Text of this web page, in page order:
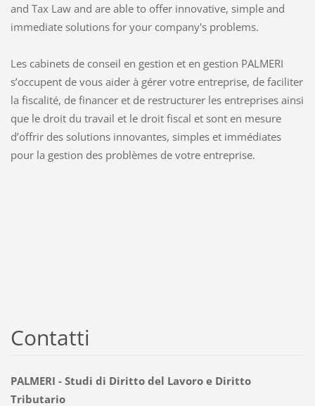
and Tax Law and are able to offer innovative, simple and
immediate solutions for your company's problems.
Les cabinets de conseil en gestion et en gestion PALMERI
s’occupent de vous aider à gérer votre entreprise, de faciliter
la fiscalité, de financer et de restructurer les entreprises ainsi
que le droit du travail et le droit fiscal et sont en mesure
d’offrir des solutions innovantes, simples et immédiates
pour la gestion des problèmes de votre entreprise.
Contatti
PALMERI - Studi di Diritto del Lavoro e Diritto
Tributario